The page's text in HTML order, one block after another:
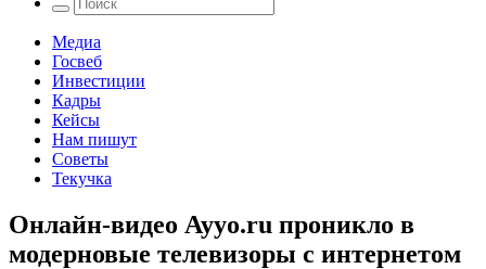
Медиа
Госвеб
Инвестиции
Кадры
Кейсы
Нам пишут
Советы
Текучка
Онлайн-видео Ayyo.ru проникло в
модерновые телевизоры с интернетом